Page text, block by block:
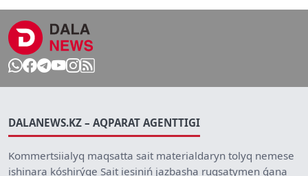
DALANEWS.KZ – AQPARAT AGENTTIGI
Kommertsiialyq maqsatta sait materialdaryn tolyq nemese
ishinara kóshirýge Sait iesiniń jazbasha ruqsatymen ǵana